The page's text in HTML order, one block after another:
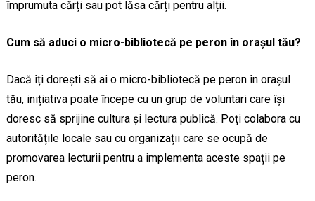
împrumuta cărți sau pot lăsa cărți pentru alții.
Cum să aduci o micro-bibliotecă pe peron în orașul tău?
Dacă îți dorești să ai o micro-bibliotecă pe peron în orașul
tău, inițiativa poate începe cu un grup de voluntari care își
doresc să sprijine cultura și lectura publică. Poți colabora cu
autoritățile locale sau cu organizații care se ocupă de
promovarea lecturii pentru a implementa aceste spații pe
peron.